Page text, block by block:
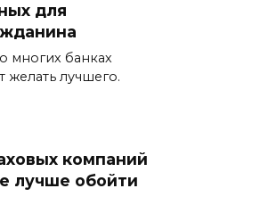
для
многих банках
желать лучшего.
компаний
лучше обойти